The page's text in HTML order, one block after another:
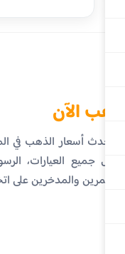
الذهب الآن
تابع أحدث أسعار الذهب
تفاصيل جميع العيارات،
المستثمرين والمدخرين